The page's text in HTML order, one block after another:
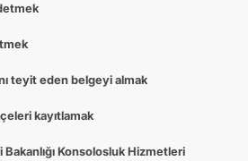
teyit eden belgeyi almak
kayıtlamak
Konsolosluk Hizmetleri